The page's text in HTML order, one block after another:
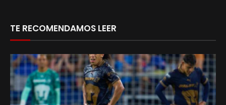
TE RECOMENDAMOS LEER